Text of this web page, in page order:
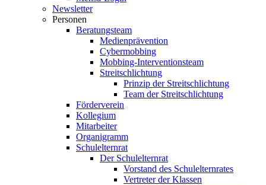
Newsletter
Personen
Beratungsteam
Medienprävention
Cybermobbing
Mobbing-Interventionsteam
Streitschlichtung
Prinzip der Streitschlichtung
Team der Streitschlichtung
Förderverein
Kollegium
Mitarbeiter
Organigramm
Schulelternrat
Der Schulelternrat
Vorstand des Schulelternrates
Vertreter der Klassen